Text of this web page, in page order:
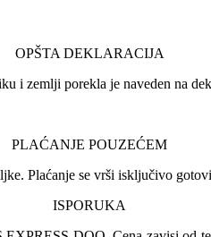
OPŠTA DEKLARACIJA
i zemlji porekla je naveden na
PLAĆANJE POUZEĆEM
Plaćanje se vrši isključivo
ISPORUKA